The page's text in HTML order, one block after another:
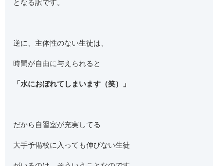
となる訳です。
逆に、主体性のない生徒は、
時間が自由に与えられると
「水におぼれてしまいます（笑）」
だから自習室が充実してる
大手予備校に入っても伸びない生徒